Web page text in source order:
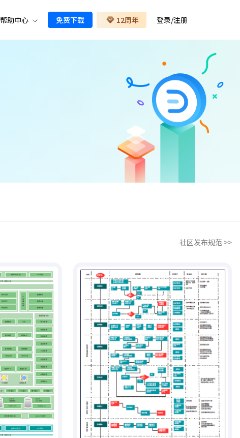
帮助中心 免费下载 12周年 登录/注册
社区发布规范 >>